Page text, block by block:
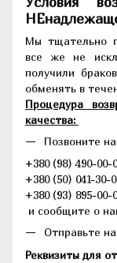
Мы тщательно
все же не
получили
обменять в
Процедура
качества:
Позвоните
+380 (98) 490-00-
+380 (50) 041-30-
+380 (93) 895-00-
и сообщите о
Отправьте
Реквизиты для